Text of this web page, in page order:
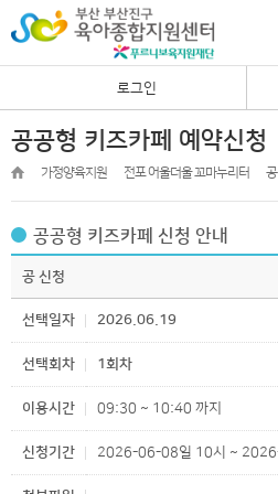
로그인
공공형 키즈카페 예약신청
가정양육지원 전포 어울더울 꼬마누리터
공공형 키즈카페 신청 안내
공 신청
선택일자 2026.06.19
선택회차 1회차
이용시간 09:30 ~ 10:40 까지
신청기간 2026-06-08일 10시 ~